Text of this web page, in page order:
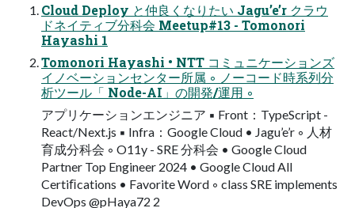
Cloud Deploy と仲良くなりたい Jagu’e’r クラウ
ドネイティブ分科会 Meetup#13 - Tomonori
Hayashi 1
Tomonori Hayashi • NTT コミュニケーションズ
イノベーションセンター所属 ◦ ノーコード時系列分
析ツール「 Node-AI」の開発/運用 ◦
アプリケーションエンジニア ▪ Front：TypeScript -
React/Next.js ▪ Infra：Google Cloud • Jagu’e’r ◦ 人材
育成分科会 ◦ O11y - SRE 分科会 • Google Cloud
Partner Top Engineer 2024 • Google Cloud All
Certiﬁcations • Favorite Word ◦ class SRE implements
DevOps @pHaya72 2